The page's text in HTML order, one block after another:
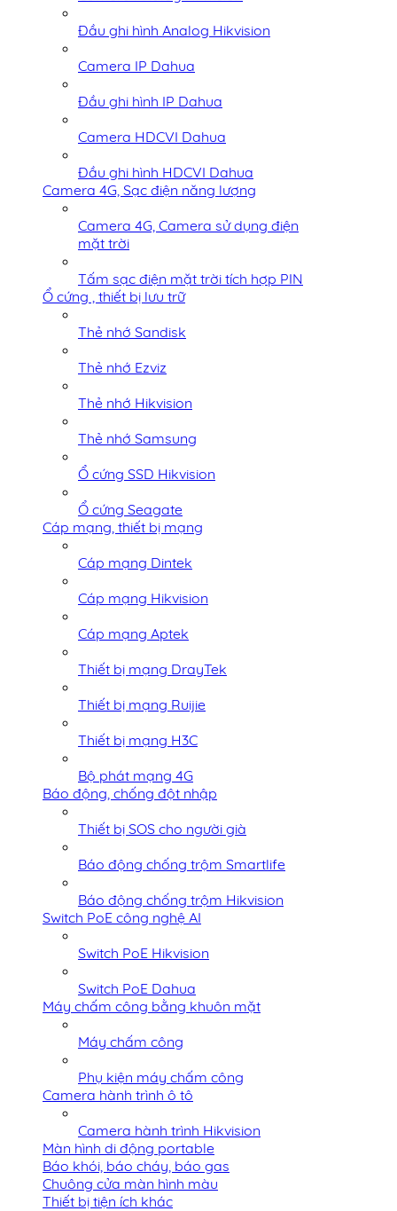
Đầu ghi hình Analog Hikvision
Camera IP Dahua
Đầu ghi hình IP Dahua
Camera HDCVI Dahua
Đầu ghi hình HDCVI Dahua
Camera 4G, Sạc điện năng lượng
Camera 4G, Camera sử dụng điện
mặt trời
Tấm sạc điện mặt trời tích hợp PIN
Ổ cứng , thiết bị lưu trữ
Thẻ nhớ Sandisk
Thẻ nhớ Ezviz
Thẻ nhớ Hikvision
Thẻ nhớ Samsung
Ổ cứng SSD Hikvision
Ổ cứng Seagate
Cáp mạng, thiết bị mạng
Cáp mạng Dintek
Cáp mạng Hikvision
Cáp mạng Aptek
Thiết bị mạng DrayTek
Thiết bị mạng Ruijie
Thiết bị mạng H3C
Bộ phát mạng 4G
Báo động, chống đột nhập
Thiết bị SOS cho người già
Báo động chống trộm Smartlife
Báo động chống trộm Hikvision
Switch PoE công nghệ AI
Switch PoE Hikvision
Switch PoE Dahua
Máy chấm công bằng khuôn mặt
Máy chấm công
Phụ kiện máy chấm công
Camera hành trình ô tô
Camera hành trình Hikvision
Màn hình di động portable
Báo khói, báo cháy, báo gas
Chuông cửa màn hình màu
Thiết bị tiện ích khác